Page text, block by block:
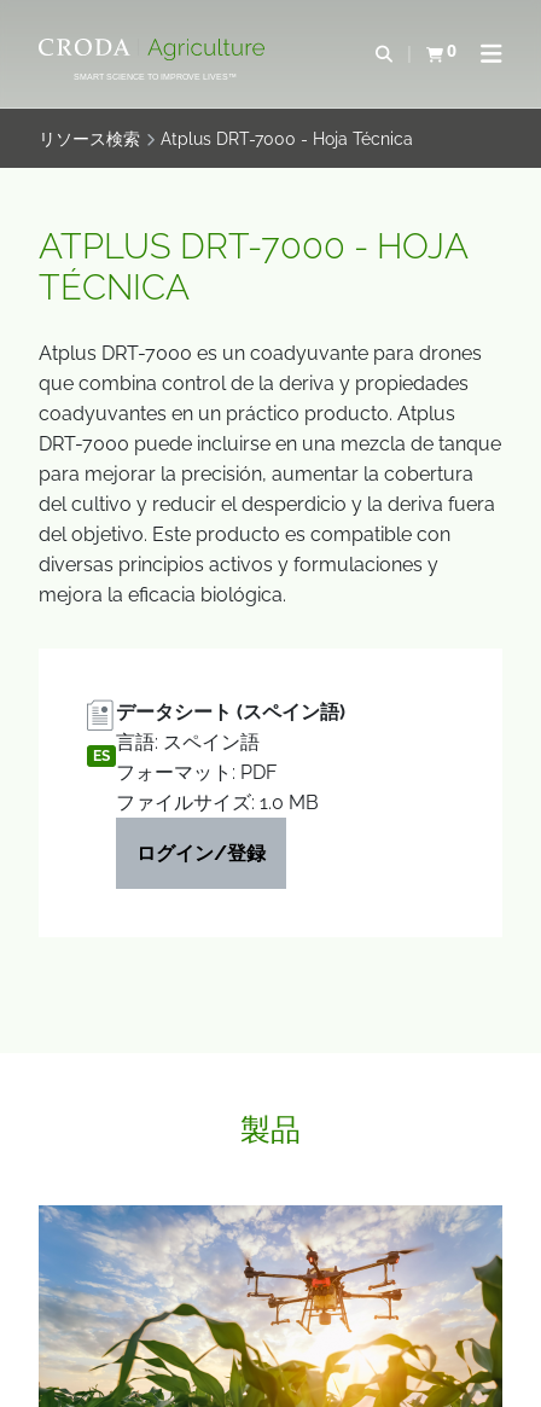
ン
を
ー
ス
SMART SCIENCE TO IMPROVE LIVES™
検索を開く
0
カートを確認す
ナビ
リソース検索 Atplus DRT-7000 - Hoja Técnica
ATPLUS DRT-7000 - HOJA
TÉCNICA
Atplus DRT-7000 es un coadyuvante para drones
que combina control de la deriva y propiedades
coadyuvantes en un práctico producto. Atplus
DRT-7000 puede incluirse en una mezcla de tanque
para mejorar la precisión, aumentar la cobertura
del cultivo y reducir el desperdicio y la deriva fuera
del objetivo. Este producto es compatible con
diversas principios activos y formulaciones y
mejora la eficacia biológica.
ES
データシート (スペイン語)
言語: スペイン語
フォーマット: PDF
ファイルサイズ: 1.0 MB
ログイン/登録
製品